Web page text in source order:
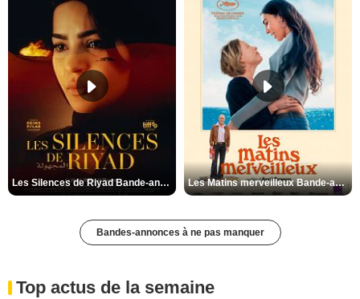
Les Silences de Riyad Bande-annonce VO STFR Les Matins merveilleux Bande-annonce VF
Bandes-annonces à ne pas manquer
Top actus de la semaine